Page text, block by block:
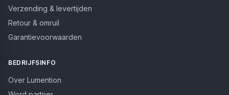
Verzending & levertijden
Retour & omruil
Garantievoorwaarden
BEDRIJFSINFO
Over Lumention